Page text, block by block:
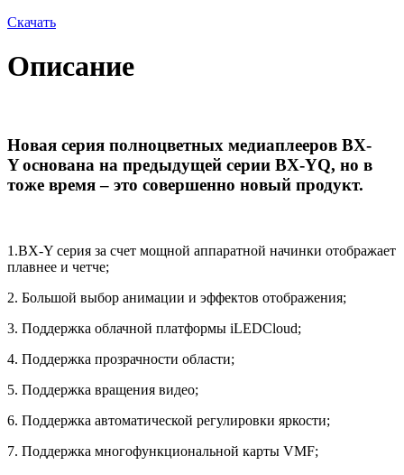
Скачать
Описание
Новая серия полноцветных медиаплееров BX-
Yоснована на предыдущей серии BX-YQ, но в
тоже время – это совершенно новый продукт.
1.BX-Y серия за счет мощной аппаратной начинки отображает
плавнее и четче;
2. Большой выбор анимации и эффектов отображения;
3. Поддержка облачной платформы iLEDCloud;
4. Поддержка прозрачности области;
5. Поддержка вращения видео;
6. Поддержка автоматической регулировки яркости;
7. Поддержка многофункциональной карты VMF;